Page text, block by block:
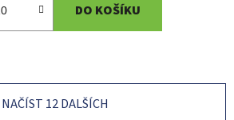
DO KOŠÍKU
NAČÍST 12 DALŠÍCH